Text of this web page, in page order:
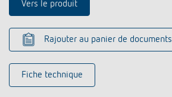
Vers le produit
Rajouter au panier de documents
Fiche technique